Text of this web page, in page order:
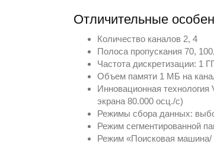
Отличительные
Количество каналов 2, 4
Полоса пропускания 70,
Частота дискретизации: 1
Объем памяти 1 МБ на
Инновационная
экрана 80.000 осц./с)
Режимы сбора данных:
Режим сегментированной
Режим «Поисковая машина/